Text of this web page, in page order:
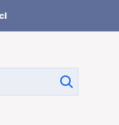
- Ps
Led